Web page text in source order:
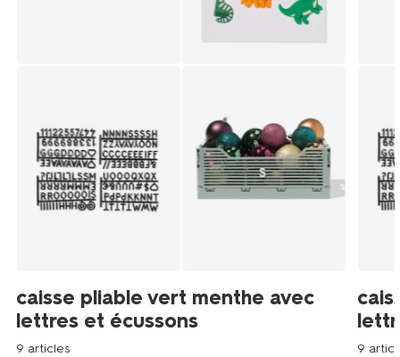
caisse pliable vert menthe avec
lettres et écussons
9 articles 9